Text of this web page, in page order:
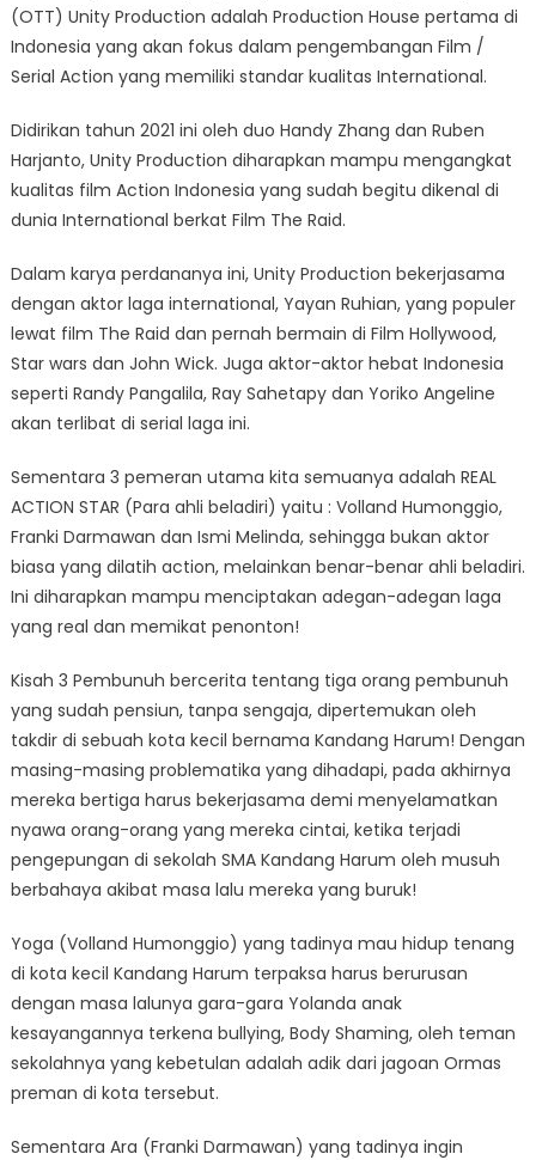
(OTT) Unity Production adalah Production House pertama di
Indonesia yang akan fokus dalam pengembangan Film /
Serial Action yang memiliki standar kualitas International.
Didirikan tahun 2021 ini oleh duo Handy Zhang dan Ruben
Harjanto, Unity Production diharapkan mampu mengangkat
kualitas film Action Indonesia yang sudah begitu dikenal di
dunia International berkat Film The Raid.
Dalam karya perdananya ini, Unity Production bekerjasama
dengan aktor laga international, Yayan Ruhian, yang populer
lewat film The Raid dan pernah bermain di Film Hollywood,
Star wars dan John Wick. Juga aktor-aktor hebat Indonesia
seperti Randy Pangalila, Ray Sahetapy dan Yoriko Angeline
akan terlibat di serial laga ini.
Sementara 3 pemeran utama kita semuanya adalah REAL
ACTION STAR (Para ahli beladiri) yaitu : Volland Humonggio,
Franki Darmawan dan Ismi Melinda, sehingga bukan aktor
biasa yang dilatih action, melainkan benar-benar ahli beladiri.
Ini diharapkan mampu menciptakan adegan-adegan laga
yang real dan memikat penonton!
Kisah 3 Pembunuh bercerita tentang tiga orang pembunuh
yang sudah pensiun, tanpa sengaja, dipertemukan oleh
takdir di sebuah kota kecil bernama Kandang Harum! Dengan
masing-masing problematika yang dihadapi, pada akhirnya
mereka bertiga harus bekerjasama demi menyelamatkan
nyawa orang-orang yang mereka cintai, ketika terjadi
pengepungan di sekolah SMA Kandang Harum oleh musuh
berbahaya akibat masa lalu mereka yang buruk!
Yoga (Volland Humonggio) yang tadinya mau hidup tenang
di kota kecil Kandang Harum terpaksa harus berurusan
dengan masa lalunya gara-gara Yolanda anak
kesayangannya terkena bullying, Body Shaming, oleh teman
sekolahnya yang kebetulan adalah adik dari jagoan Ormas
preman di kota tersebut.
Sementara Ara (Franki Darmawan) yang tadinya ingin